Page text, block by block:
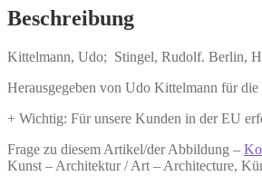
Beschreibung
Kittelmann, Udo; Stingel, Rudolf. Berlin,
Herausgegeben von Udo Kittelmann für
+ Wichtig: Für unsere Kunden in der EU
Frage zu diesem Artikel/der Abbildung –
Kunst – Architektur / Art – Architecture,